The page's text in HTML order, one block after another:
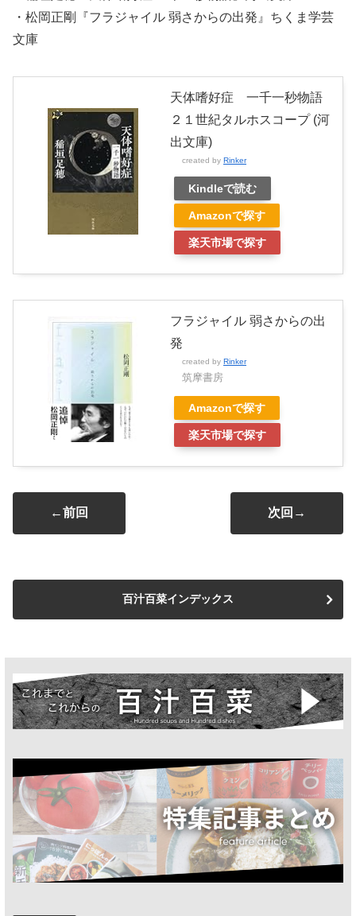
・松岡正剛『フラジャイル 弱さからの出発』ちくま学芸
文庫
天体嗜好症 一千一秒物語
２１世紀タルホスコープ (河
出文庫)
created by Rinker
Kindleで読む
Amazonで探す
楽天市場で探す
フラジャイル 弱さからの出
発
created by Rinker
筑摩書房
Amazonで探す
楽天市場で探す
←前回 次回→
百汁百菜インデックス